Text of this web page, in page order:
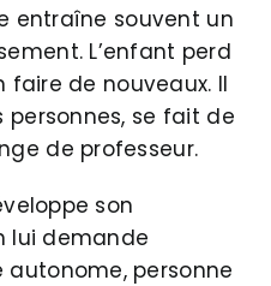
entraîne souvent un
L’enfant perd
faire de nouveaux. Il
se fait de
de professeur.
son
lui demande
personne